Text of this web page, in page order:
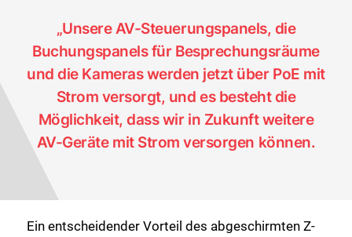
„Unsere AV-Steuerungspanels, die
Buchungspanels für Besprechungsräume
und die Kameras werden jetzt über PoE mit
Strom versorgt, und es besteht die
Möglichkeit, dass wir in Zukunft weitere
AV-Geräte mit Strom versorgen können.
Ein entscheidender Vorteil des abgeschirmten Z-